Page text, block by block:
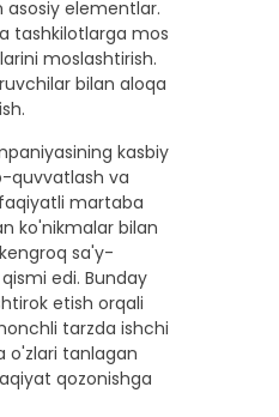
asosiy elementlar.
tashkilotlarga mos
moslashtirish.
bilan aloqa
kasbiy
quvvatlash va
martaba
ko'nikmalar bilan
sa'y-
edi. Bunday
etish orqali
tarzda ishchi
o'zlari tanlagan
qozonishga